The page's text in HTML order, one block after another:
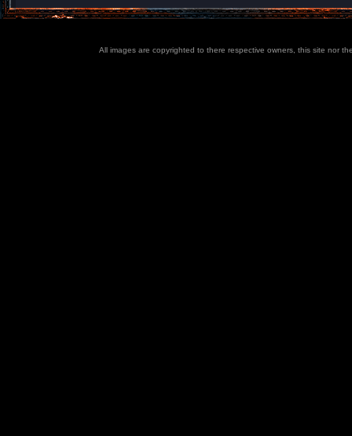
All images are copyrighted to there respective owners, this site nor